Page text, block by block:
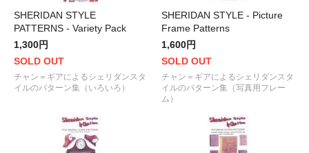
SHERIDAN STYLE
PATTERNS - Variety Pack
1,300円
SOLD OUT
チャン＝ギアによるシェリダンスタ
イルのパターン集（いろいろ）
SHERIDAN STYLE - Picture
Frame Patterns
1,600円
SOLD OUT
チャン＝ギアによるシェリダンスタ
イルのパターン集（写真用フレー
ム）